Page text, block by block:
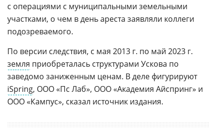
с операциями с муниципальными земельными
участками, о чем в день ареста заявляли коллеги
подозреваемого.
По версии следствия, с мая 2013 г. по май 2023 г.
земля приобреталась структурами Ускова по
заведомо заниженным ценам. В деле фигурируют
iSpring, ООО «Пс Лаб», ООО «Академия Айспринг» и
ООО «Кампус», сказал источник издания.